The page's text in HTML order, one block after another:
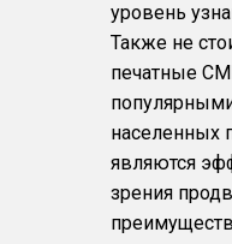
уровень
Также не
печатные
населенных
являются
зрения